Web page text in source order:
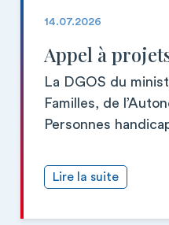
14.07.2026
Appel à
La DGOS du
Familles, de
Personnes
Lire la suite